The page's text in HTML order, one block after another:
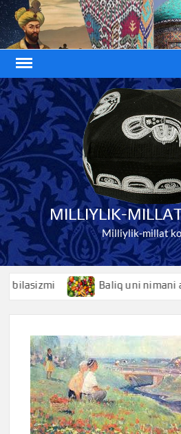
Skip
to
content
MILLIYLIK-
Milliylik-millat
Baliq uni nimani